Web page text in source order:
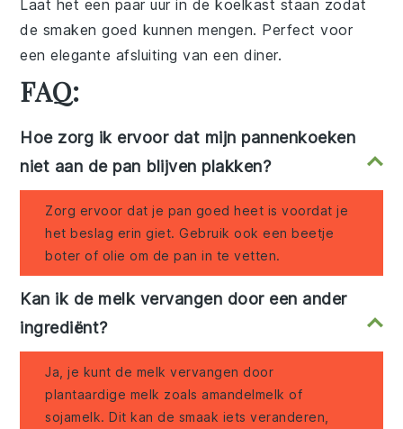
Laat het een paar uur in de koelkast staan zodat
de smaken goed kunnen mengen. Perfect voor
een elegante afsluiting van een diner.
FAQ:
Hoe zorg ik ervoor dat mijn pannenkoeken
niet aan de pan blijven plakken?
Zorg ervoor dat je pan goed heet is voordat je
het beslag erin giet. Gebruik ook een beetje
boter of olie om de pan in te vetten.
Kan ik de melk vervangen door een ander
ingrediënt?
Ja, je kunt de melk vervangen door
plantaardige melk zoals amandelmelk of
sojamelk. Dit kan de smaak iets veranderen,